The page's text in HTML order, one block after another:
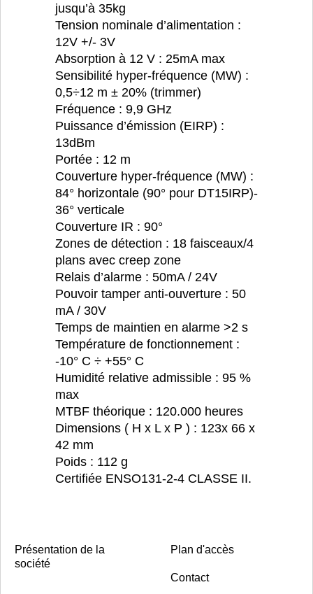
jusqu’à 35kg
Tension nominale d’alimentation :
12V +/- 3V
Absorption à 12 V : 25mA max
Sensibilité hyper-fréquence (MW) :
0,5÷12 m ± 20% (trimmer)
Fréquence : 9,9 GHz
Puissance d’émission (EIRP) :
13dBm
Portée : 12 m
Couverture hyper-fréquence (MW) :
84° horizontale (90° pour DT15IRP)-
36° verticale
Couverture IR : 90°
Zones de détection : 18 faisceaux/4
plans avec creep zone
Relais d’alarme : 50mA / 24V
Pouvoir tamper anti-ouverture : 50
mA / 30V
Temps de maintien en alarme >2 s
Température de fonctionnement :
-10° C ÷ +55° C
Humidité relative admissible : 95 %
max
MTBF théorique : 120.000 heures
Dimensions ( H x L x P ) : 123x 66 x
42 mm
Poids : 112 g
Certifiée ENSO131-2-4 CLASSE II.
Présentation de la
société
Plan d'accès
Contact